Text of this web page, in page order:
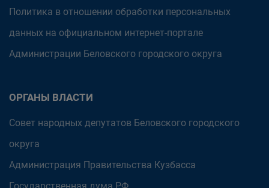
Политика в отношении обработки персональных
данных на официальном интернет-портале
Администрации Беловского городского округа
ОРГАНЫ ВЛАСТИ
Совет народных депутатов Беловского городского
округа
Администрация Правительства Кузбасса